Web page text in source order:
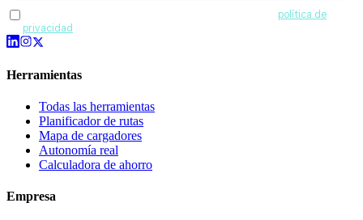
política de
privacidad
Herramientas
Todas las herramientas
Planificador de rutas
Mapa de cargadores
Autonomía real
Calculadora de ahorro
Empresa